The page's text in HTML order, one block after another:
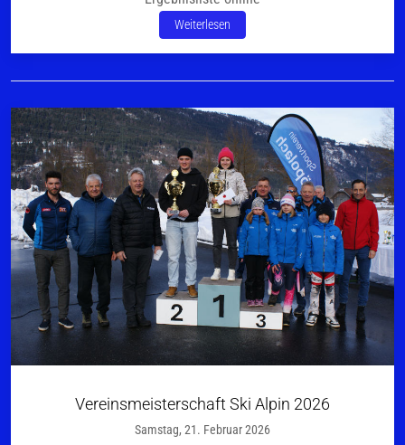
Weiterlesen
Vereinsmeisterschaft Ski Alpin 2026
Samstag, 21. Februar 2026